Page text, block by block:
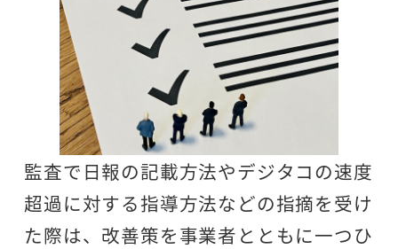
監査で日報の記載方法やデジタコの速度
超過に対する指導方法などの指摘を受け
た際は、改善策を事業者とともに一つひ